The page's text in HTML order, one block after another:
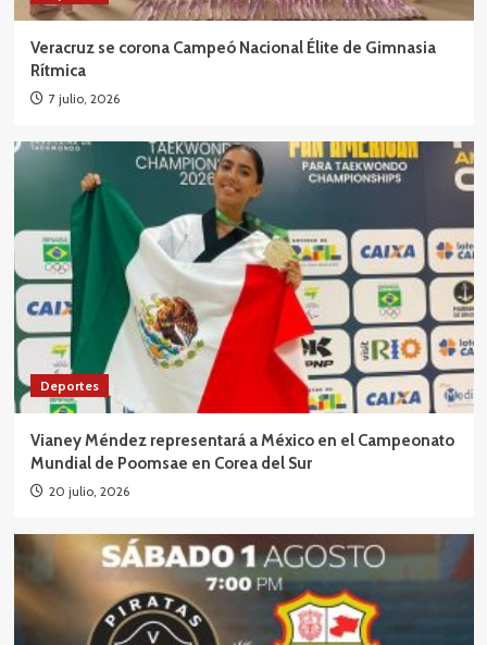
Veracruz
Continúa la afiliación al Centro Médico
Municipal Santa Ana para acercar servicios de
Veracruz
Dromomanía prepara un viaje musical
imperdible en el Teatro Fernando Gutiérrez
Veracruz se corona Campeó Nacional Élite de Gimnasia
Rítmica
7 julio, 2026
Deportes
Vianey Méndez representará a México en el Campeonato
Mundial de Poomsae en Corea del Sur
20 julio, 2026